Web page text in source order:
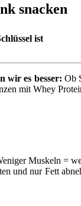
snacken
ist
wir es besser: Ob
mit Whey
Muskeln =
und nur Fett